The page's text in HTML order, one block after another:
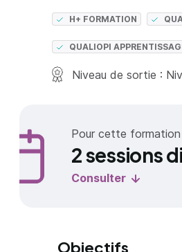
H+ FORMATION
QUALIOPI
Niveau de sortie :
Pour cette formation
2 sessions
Consulter
Objectifs